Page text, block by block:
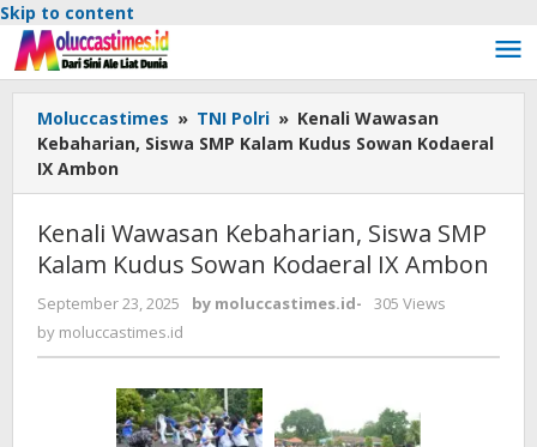
Skip to content
Moluccastimes » TNI Polri » Kenali Wawasan
Kebaharian, Siswa SMP Kalam Kudus Sowan Kodaeral
IX Ambon
Kenali Wawasan Kebaharian, Siswa SMP
Kalam Kudus Sowan Kodaeral IX Ambon
September 23, 2025 by moluccastimes.id-
305 Views
by moluccastimes.id